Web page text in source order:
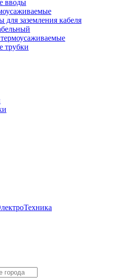
вводы
для заземления кабеля
трубки